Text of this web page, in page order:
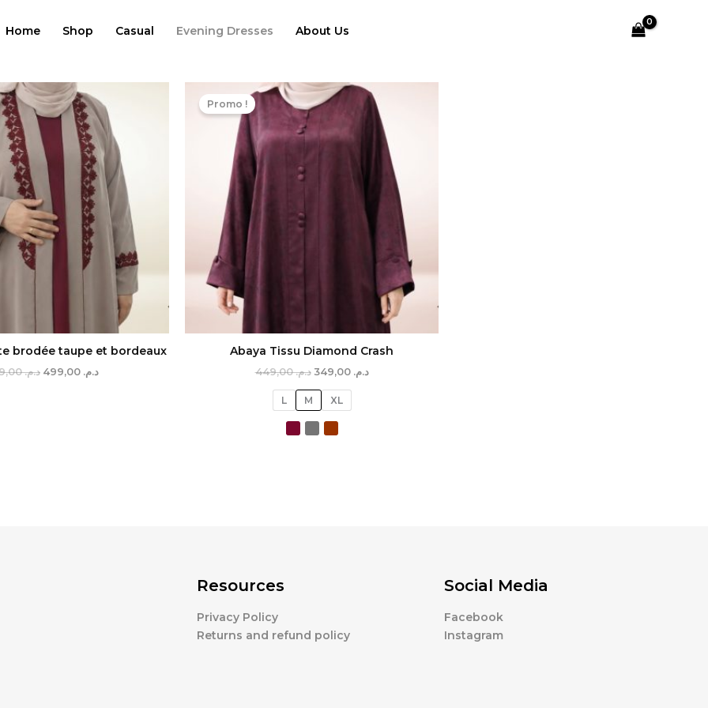
Home Shop Casual Evening Dresses About Us
brodée taupe et bordeaux
د.م.549,00
Le
prix
initial
était :
د.م. 549,00.
د.م.
Le
prix
actuel
est :
Promo !
Abaya Tissu Diamond Crash
د.م.449,00
Le
prix
initial
د.م. 349,00
Le
prix
actuel
est :
L M XL
Resources
Privacy Policy
Returns and refund policy
Social Media
Facebook
Instagram